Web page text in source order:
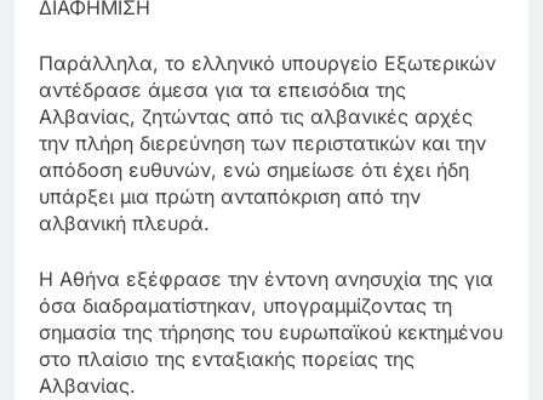
ΔΙΑΦΗΜΙΣΗ
Παράλληλα, το ελληνικό υπουργείο Εξωτερικών
αντέδρασε άμεσα για τα επεισόδια της
Αλβανίας, ζητώντας από τις αλβανικές αρχές
την πλήρη διερεύνηση των περιστατικών και την
απόδοση ευθυνών, ενώ σημείωσε ότι έχει ήδη
υπάρξει μια πρώτη ανταπόκριση από την
αλβανική πλευρά.
Η Αθήνα εξέφρασε την έντονη ανησυχία της για
όσα διαδραματίστηκαν, υπογραμμίζοντας τη
σημασία της τήρησης του ευρωπαϊκού κεκτημένου
στο πλαίσιο της ενταξιακής πορείας της
Αλβανίας.